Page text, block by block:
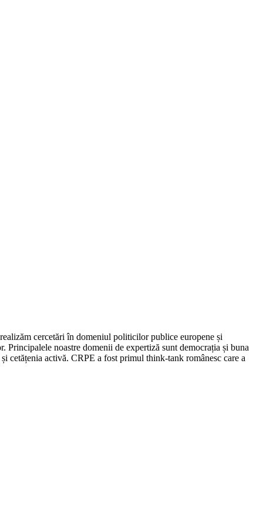
cercetări în domeniul politicilor publice europene și
noastre domenii de expertiză sunt democrația și buna
cetățenia activă. CRPE a fost primul think-tank românesc care a